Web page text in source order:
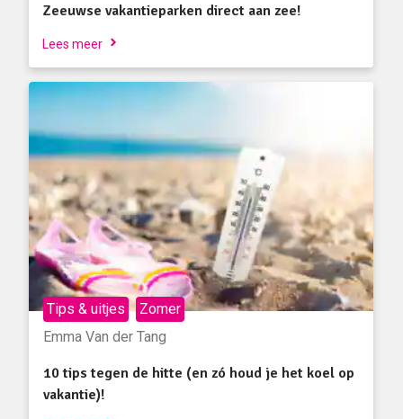
Zeeuwse vakantieparken direct aan zee!
Lees meer
Tips & uitjes
Zomer
Emma Van der Tang
10 tips tegen de hitte (en zó houd je het koel op
vakantie)!